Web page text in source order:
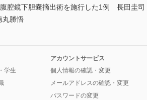
腔鏡下胆嚢摘出術を施行した1例 長田圭司
勝悟
学生
アカウントサービス
個人情報の確認・変更
メールアドレスの確認・変更
パスワードの変更